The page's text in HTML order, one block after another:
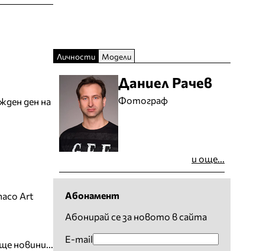
ден на
Art
новини...
Личности Модели
Даниел Рачев
Фотограф
и още...
Абонамент
Абонирай се за новото в сайта
E-mail